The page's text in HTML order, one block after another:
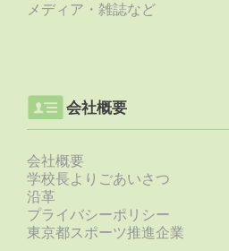
メディア・雑誌など
会社概要
会社概要
学校長よりごあいさつ
沿革
プライバシーポリシー
東京都スポーツ推進企業